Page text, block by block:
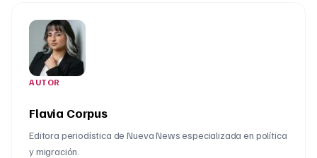
AUTOR
Flavia Corpus
Editora periodística de Nueva News especializada en política
y migración.